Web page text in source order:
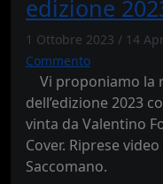
edizione
1 Ottobre 2023 / 14
Commento
Vi proponiamo la
dell’edizione 2023
vinta da Valentino
Cover. Riprese
Saccomano.